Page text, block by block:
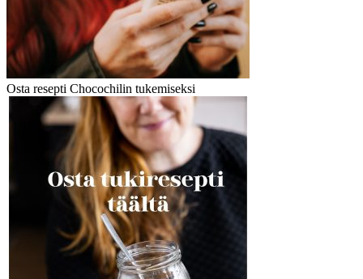
Osta resepti Chocochilin tukemiseksi